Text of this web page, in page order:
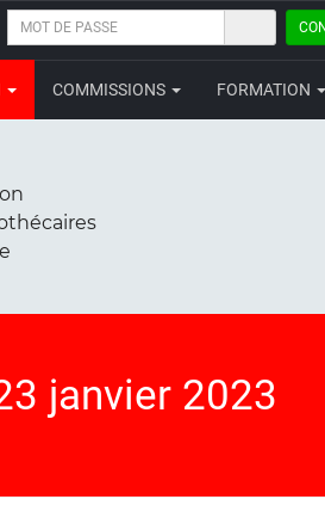
MOT
PASSECOMMISSIONS FORMATION
janvier 2023